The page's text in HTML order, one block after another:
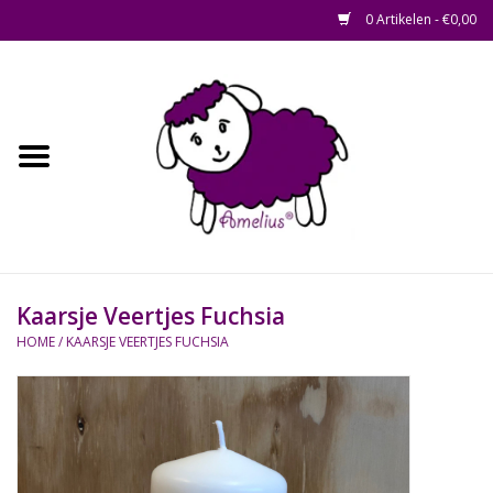
0 Artikelen - €0,00
Afscheid op maat
Waterhyacint
Hout
Watermethode /
Kaarsje Veertjes Fuchsia
HOME/ KAARSJE VEERTJES FUCHSIA